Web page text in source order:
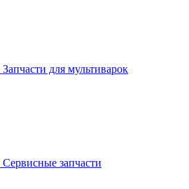
Запчасти для мультиварок
Сервисные запчасти